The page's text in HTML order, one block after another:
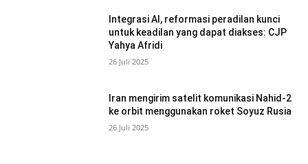
Integrasi AI, reformasi peradilan kunci
untuk keadilan yang dapat diakses: CJP
Yahya Afridi
26 Juli 2025
Iran mengirim satelit komunikasi Nahid-2
ke orbit menggunakan roket Soyuz Rusia
26 Juli 2025